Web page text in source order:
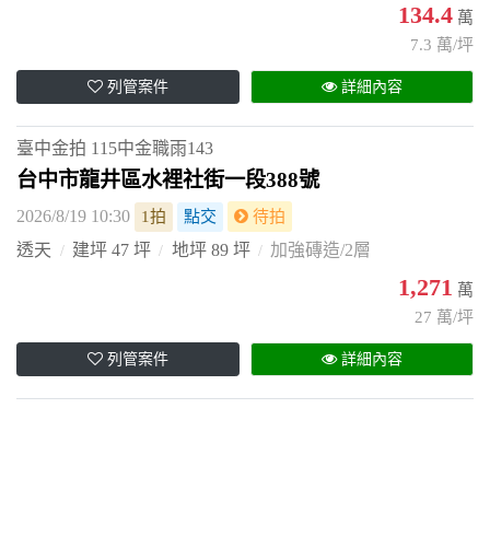
134.4 萬
7.3 萬/坪
列管案件 詳細內容
臺中金拍 115中金職雨143
台中市龍井區水裡社街一段388號
2026/8/19 10:30 1拍 點交 待拍
透天 建坪 47 坪 地坪 89 坪 加強磚造/2層
1,271 萬
27 萬/坪
列管案件 詳細內容